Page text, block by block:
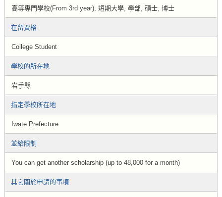
高等專門學校(From 3rd year), 短期大學, 學部, 碩士, 博士
在留資格
College Student
學校的所在地
岩手縣
指定學校所在地
Iwate Prefecture
並給限制
You can get another scholarship (up to 48,000 for a month)
其它關於申請的事項